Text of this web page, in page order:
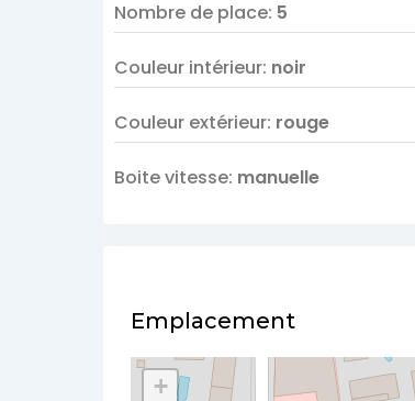
Nombre de place: 5
Couleur intérieur: noir
Couleur extérieur: rouge
Boite vitesse: manuelle
Emplacement
+